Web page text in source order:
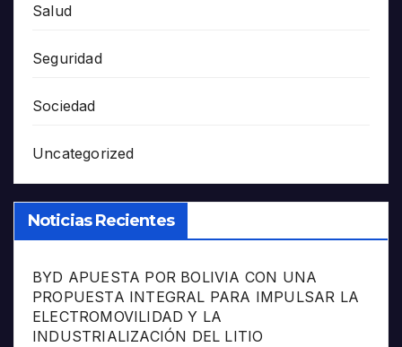
Salud
Seguridad
Sociedad
Uncategorized
Noticias Recientes
BYD APUESTA POR BOLIVIA CON UNA
PROPUESTA INTEGRAL PARA IMPULSAR LA
ELECTROMOVILIDAD Y LA
INDUSTRIALIZACIÓN DEL LITIO